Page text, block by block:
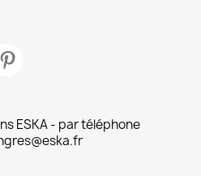
ESKA - par téléphone